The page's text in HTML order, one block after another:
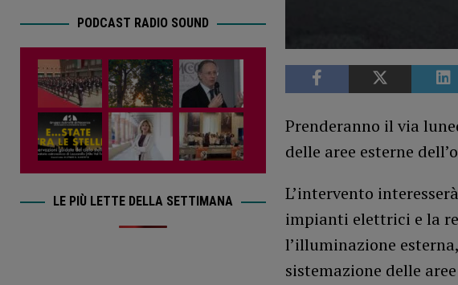
Prenderanno il via
delle aree esterne
L’intervento
impianti elettrici e la
l’illuminazione
sistemazione delle
PODCAST RADIO SOUND
LE PIÙ LETTE DELLA SETTIMANA